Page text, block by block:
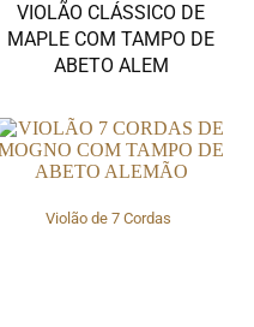
VIOLÃO CLÁSSICO DE
MAPLE COM TAMPO DE
ABETO ALEM
Violão de 7 Cordas